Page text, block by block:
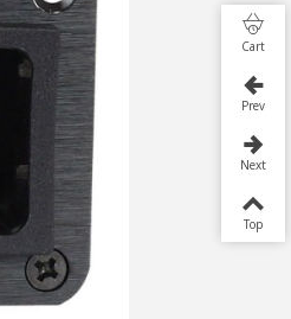
Cart
Prev
Next
Top